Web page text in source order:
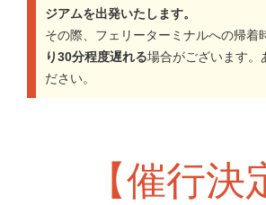
ジアムを出発いたします。
その際、フェリーターミナルへの帰着
り30分程度遅れる場合がございます。
ださい。
【催行決